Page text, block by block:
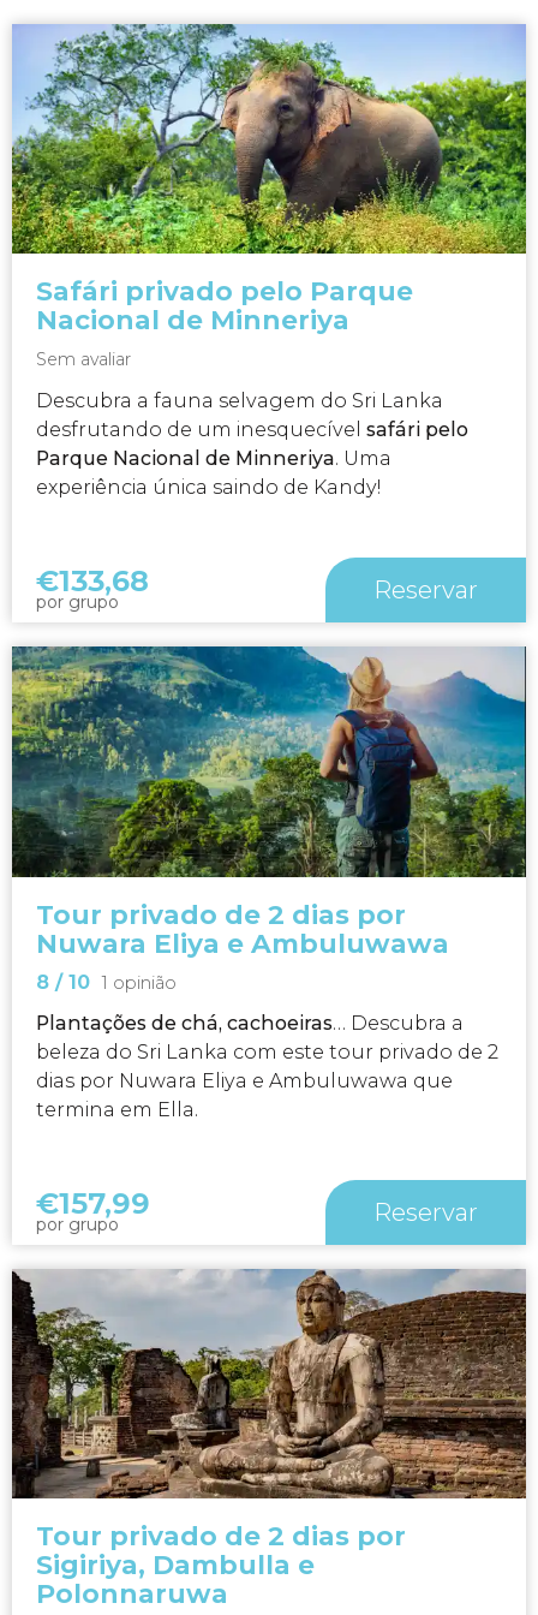
Safári privado pelo Parque
Nacional de Minneriya
Sem avaliar
Descubra a fauna selvagem do Sri Lanka
desfrutando de um inesquecível safári pelo
Parque Nacional de Minneriya. Uma
experiência única saindo de Kandy!
€133,68
por grupo Reservar
Tour privado de 2 dias por
Nuwara Eliya e Ambuluwawa
8 / 10 1 opinião
Plantações de chá, cachoeiras… Descubra a
beleza do Sri Lanka com este tour privado de 2
dias por Nuwara Eliya e Ambuluwawa que
termina em Ella.
€157,99
por grupo Reservar
Tour privado de 2 dias por
Sigiriya, Dambulla e
Polonnaruwa